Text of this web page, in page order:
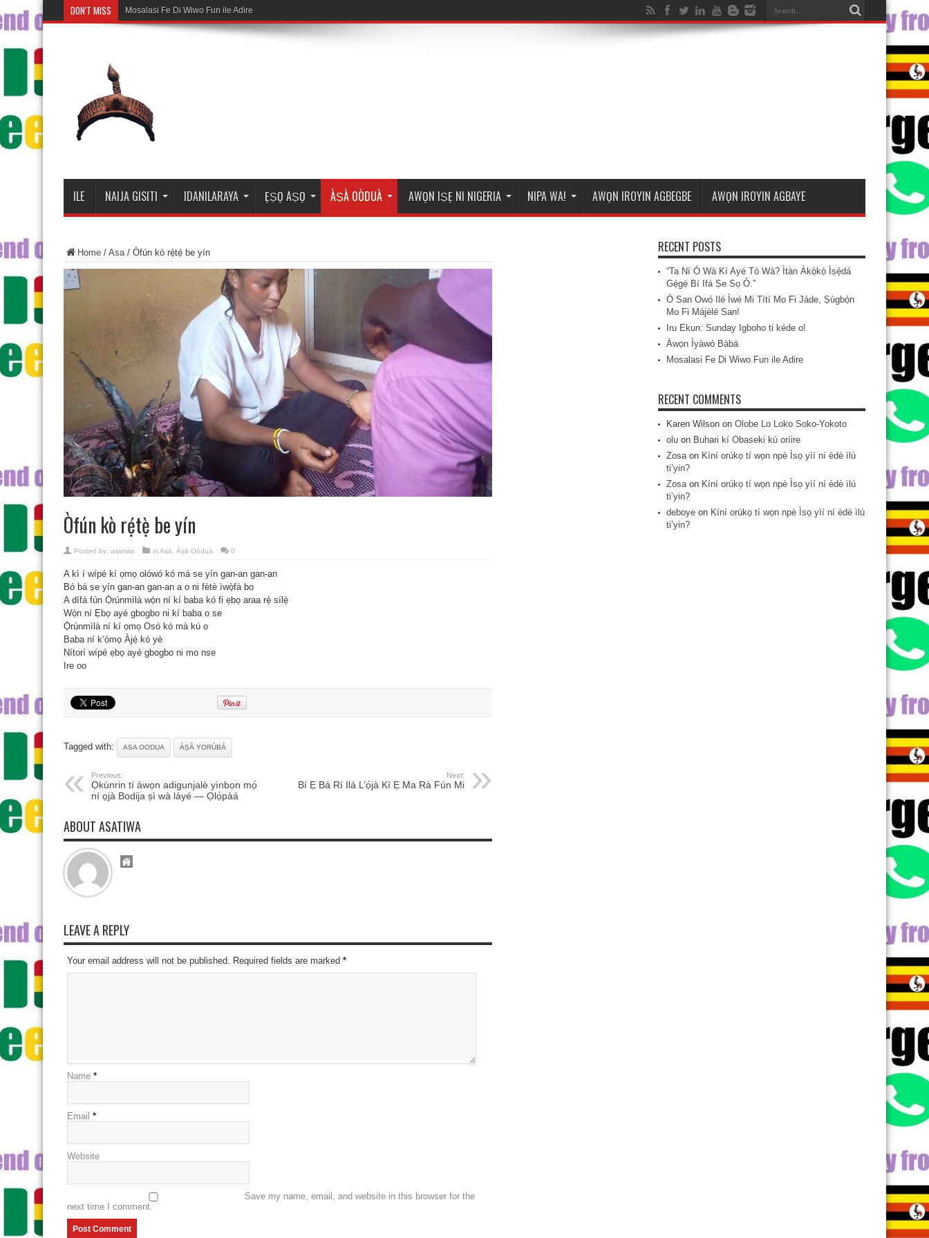
DON'T MISS Mosalasi Fe Di Wiwo Fun ile Adire
ILE NAIJA GISITI IDANILARAYA ẸṢỌ AṢỌ ÀṢÀ OÒDUÀ AWỌN IṢẸ NI NIGERIA NIPA WA! AWỌN IROYIN AGBEGBE AWỌN IROYIN AGBAYE
Home / Asa/ Òfún kò rẹ́tẹ̀ be yín
Òfún kò rẹ́tẹ̀ be yín
Posted by: asatiwa in Asa Àṣà Oòduà 0
A kì í wípé kí ọmọ olówó kó má se yín gan-an gan-an
Bó bá ṣe yín gan-an gan-an a o ni fètè ìwọ̀fà bo
A dífá fún Ọ̀rúnmìlà wọ́n ní kí baba kó fi ẹbọ araa rẹ̀ sílẹ̀
Wọ́n ní Ẹbọ ayé gbogbo ni kí baba o se
Ọ̀rúnmìlà ní kí ọmọ Osó kó mà kú o
Baba ní k’ọ́mọ Àjẹ́ kó yè
Nítorí wípé ẹbọ ayé gbogbo ni mo nse
Ire oo
Tagged with: ASA OODUA ÀṢÀ YORÙBÁ
Previous:
Ọkùnrin tí àwọn adigunjalè yìnbọn mọ́
ní ọjà Bodija ṣì wà láyé — Ọlọ́pàá
Next:
Bí Ẹ Bá Rí Ilá L’ọ́jà Kí Ẹ Ma Rà Fún Mi
ABOUT ASATIWA
LEAVE A REPLY
Your email address will not be published. Required fields are marked *
Name *
Email *
Website
Save my name, email, and website in this browser for the
next time I comment.
RECENT POSTS
“Ta Ní Ó Wà Kí Ayé Tó Wà? Ìtàn Àkọ́kọ́ Ìṣẹ̀dá
Gẹ́gẹ́ Bí Ifá Ṣe Sọ Ó.”
Ó San Owó Ilé Ìwé Mi Títí Mo Fi Jáde, Ṣùgbọ́n
Mo Fi Májèlé San!
Iru Ekun: Sunday Igboho ti kéde o!
Àwọn Ìyàwó Bàbá
Mosalasi Fe Di Wiwo Fun ile Adire
RECENT COMMENTS
Karen Wilson on Olobe Lo Loko Soko-Yokoto
olu on Buhari kí Obaseki kú oríire
Zosaon Kíní orúkọ tí wọn npè Ìsọ yìí ní èdè ìlú
ti’yin?
Zosaon Kíní orúkọ tí wọn npè Ìsọ yìí ní èdè ìlú
ti’yin?
deboye on Kíní orúkọ tí wọn npè Ìsọ yìí ní èdè ìlú
ti’yin?